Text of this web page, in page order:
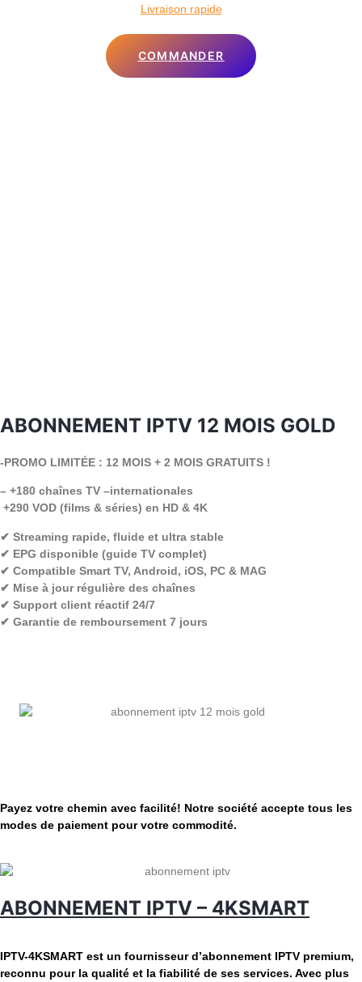
Livraison rapide
COMMANDER
ABONNEMENT IPTV 12 MOIS GOLD
-PROMO LIMITÉE : 12 MOIS + 2 MOIS GRATUITS !
– +180 chaînes TV –internationales
+290 VOD (films & séries) en HD & 4K
✔ Streaming rapide, fluide et ultra stable
✔ EPG disponible (guide TV complet)
✔ Compatible Smart TV, Android, iOS, PC & MAG
✔ Mise à jour régulière des chaînes
✔ Support client réactif 24/7
✔ Garantie de remboursement 7 jours
Payez votre chemin avec facilité! Notre société accepte tous les
modes de paiement pour votre commodité.
ABONNEMENT IPTV – 4KSMART
IPTV-4KSMART est un fournisseur d’abonnement IPTV premium,
reconnu pour la qualité et la fiabilité de ses services. Avec plus